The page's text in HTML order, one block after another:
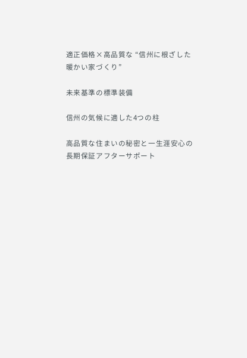
適正価格×高品質な “信州に根ざした
暖かい家づくり”
未来基準の標準装備
信州の気候に適した4つの柱
高品質な住まいの秘密と一生涯安心の
長期保証アフターサポート